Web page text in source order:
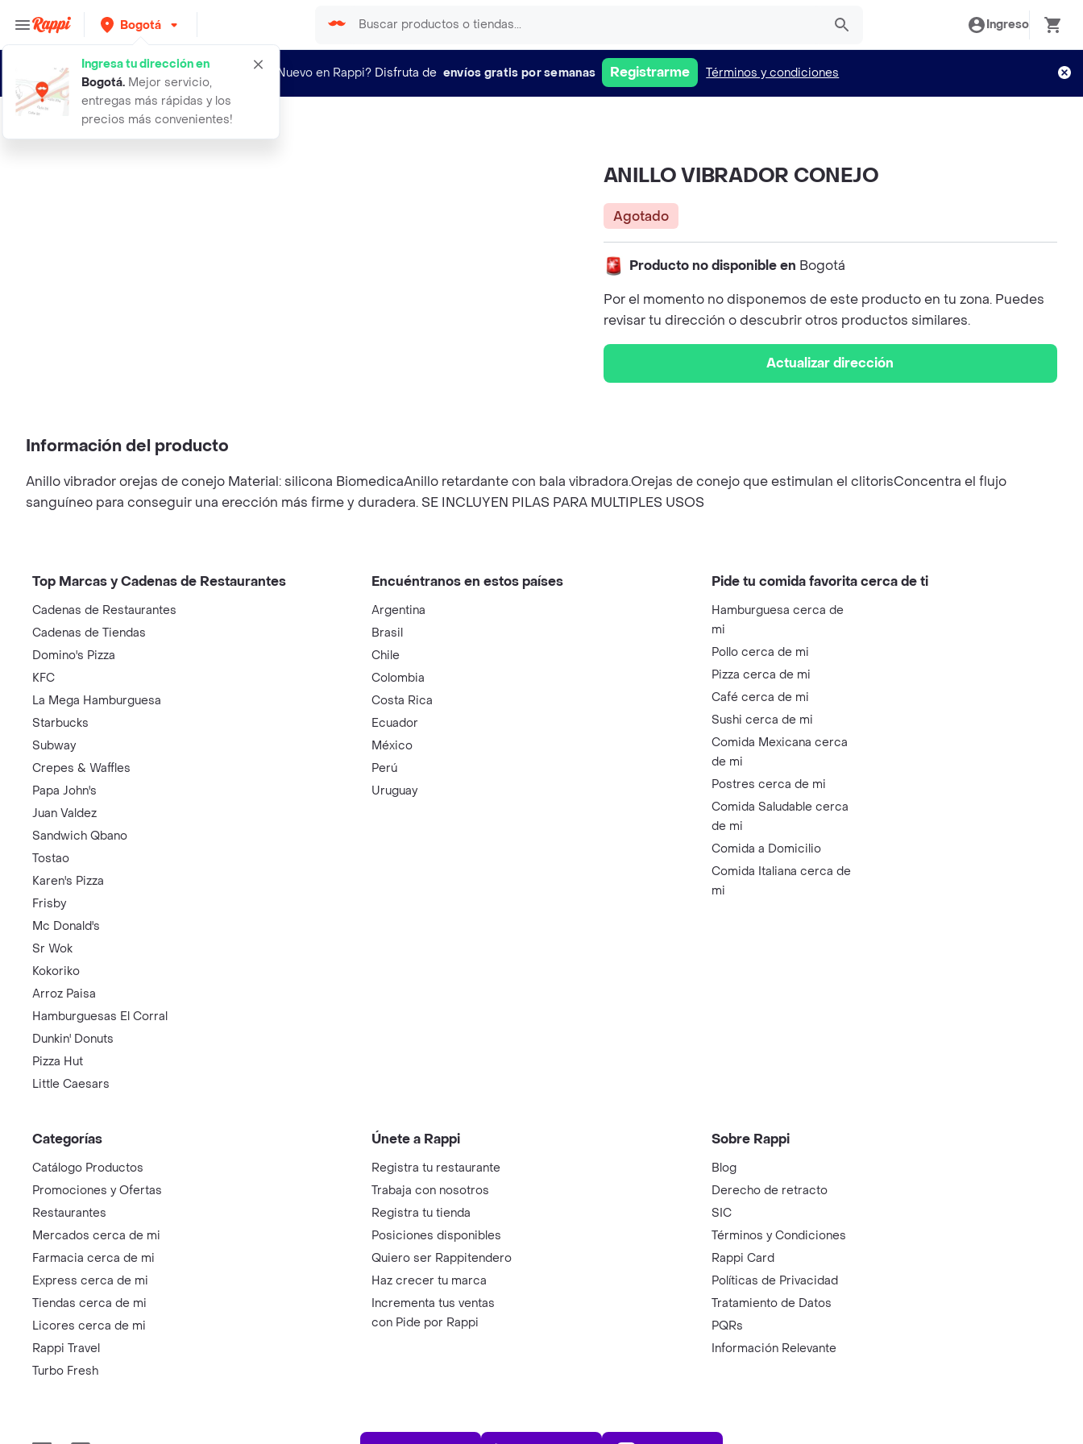
Bogotá
Ingresa tu dirección en
Bogotá. Mejor servicio,
entregas más rápidas y los
precios más convenientes!
Ingreso
¿Nuevo en Rappi? Disfruta de envíos gratis por semanas Registrarme Términos y condiciones
anillo vibrador conejo
ANILLO VIBRADOR CONEJO
Agotado
Producto no disponible en Bogotá
Por el momento no disponemos de este producto en tu zona. Puedes
revisar tu dirección o descubrir otros productos similares.
Actualizar dirección
Información del producto
Anillo vibrador orejas de conejo Material: silicona BiomedicaAnillo retardante con bala vibradora.Orejas de conejo que estimulan el clitorisConcentra el flujo
sanguíneo para conseguir una erección más firme y duradera. SE INCLUYEN PILAS PARA MULTIPLES USOS
Top Marcas y Cadenas de Restaurantes
Cadenas de Restaurantes
Cadenas de Tiendas
Domino's Pizza
KFC
La Mega Hamburguesa
Starbucks
Subway
Crepes & Waffles
Papa John's
Juan Valdez
Sandwich Qbano
Tostao
Karen's Pizza
Frisby
Mc Donald's
Sr Wok
Kokoriko
Arroz Paisa
Hamburguesas El Corral
Dunkin' Donuts
Pizza Hut
Little Caesars
Encuéntranos en estos países
Argentina
Brasil
Chile
Colombia
Costa Rica
Ecuador
México
Perú
Uruguay
Pide tu comida favorita cerca de ti
Hamburguesa cerca de
mi
Pollo cerca de mi
Pizza cerca de mi
Café cerca de mi
Sushi cerca de mi
Comida Mexicana cerca
de mi
Postres cerca de mi
Comida Saludable cerca
de mi
Comida a Domicilio
Comida Italiana cerca de
mi
Categorías
Catálogo Productos
Promociones y Ofertas
Restaurantes
Mercados cerca de mi
Farmacia cerca de mi
Express cerca de mi
Tiendas cerca de mi
Licores cerca de mi
Rappi Travel
Turbo Fresh
Únete a Rappi
Registra tu restaurante
Trabaja con nosotros
Registra tu tienda
Posiciones disponibles
Quiero ser Rappitendero
Haz crecer tu marca
Incrementa tus ventas
con Pide por Rappi
Sobre Rappi
Blog
Derecho de retracto
SIC
Términos y Condiciones
Rappi Card
Políticas de Privacidad
Tratamiento de Datos
PQRs
Información Relevante
App Store Play Store AppGallery